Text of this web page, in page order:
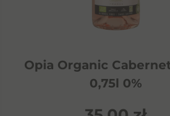
Opia Organic
0,75l 0%